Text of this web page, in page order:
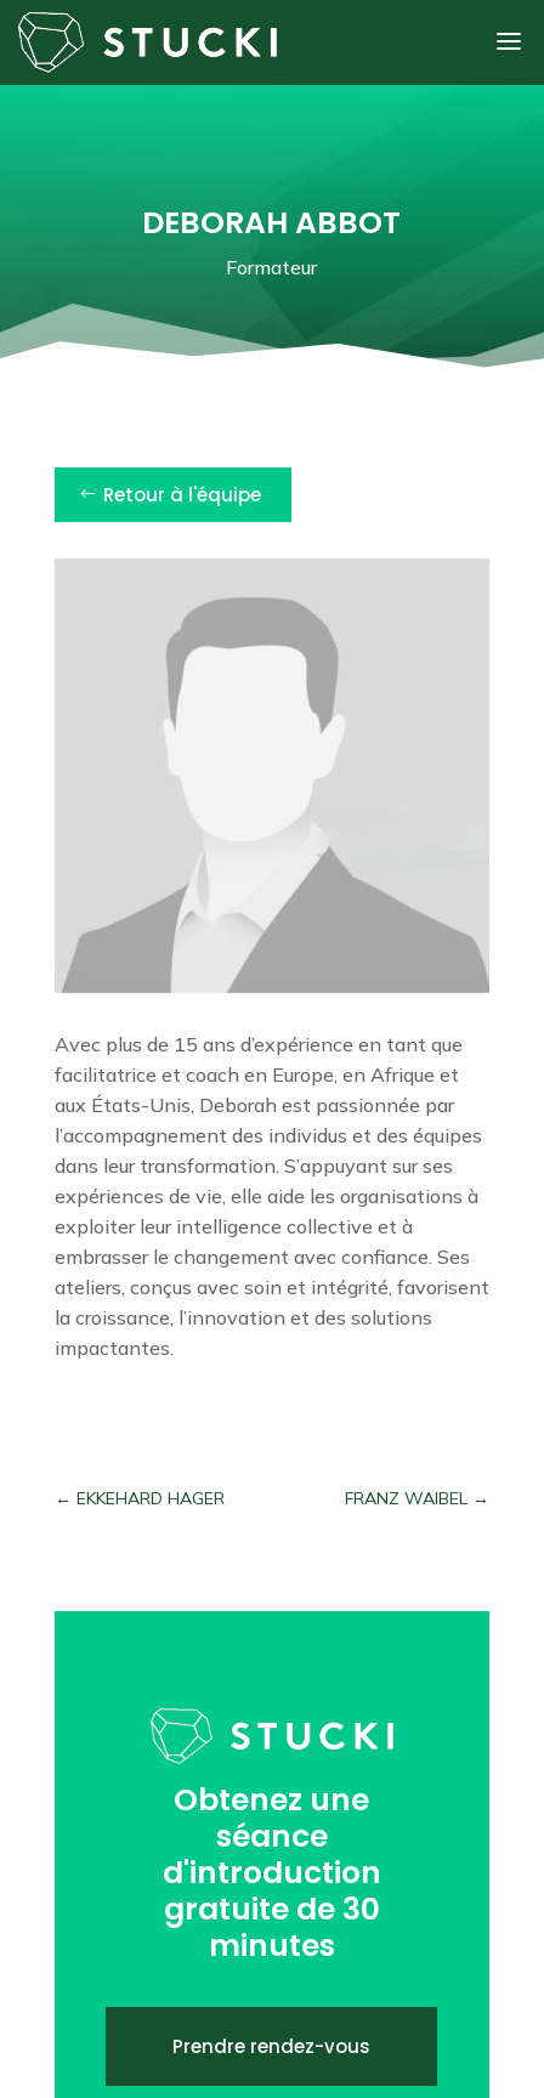
DEBORAH ABBOT
Formateur
Retour à l'équipe
Avec plus de 15 ans d’expérience en tant que
facilitatrice et coach en Europe, en Afrique et
aux États-Unis, Deborah est passionnée par
l’accompagnement des individus et des équipes
dans leur transformation. S’appuyant sur ses
expériences de vie, elle aide les organisations à
exploiter leur intelligence collective et à
embrasser le changement avec confiance. Ses
ateliers, conçus avec soin et intégrité, favorisent
la croissance, l’innovation et des solutions
impactantes.
← EKKEHARD HAGER FRANZ WAIBEL →
Obtenez une
séance
d'introduction
gratuite de 30
minutes
Prendre rendez-vous